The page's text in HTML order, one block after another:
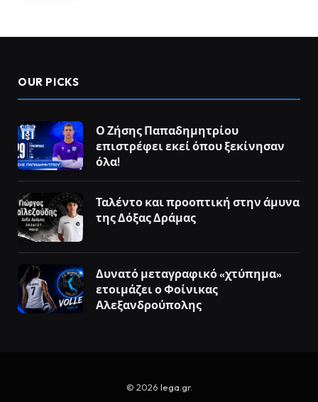
OUR PICKS
Ο Ζήσης Παπαδημητρίου
επιστρέφει εκεί όπου ξεκίνησαν
όλα!
Ταλέντο και προοπτική στην άμυνα
της Δόξας Δράμας
Δυνατό μεταγραφικό «χτύπημα»
ετοιμάζει ο Φοίνικας
Αλεξανδρούπολης
© 2026 lega.gr.